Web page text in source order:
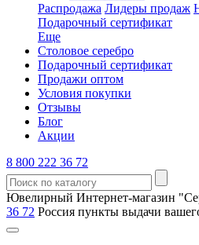
Распродажа Лидеры продаж
Подарочный сертификат
Еще
Столовое серебро
Подарочный сертификат
Продажи оптом
Условия покупки
Отзывы
Блог
Акции
8 800 222 36 72
Ювелирный Интернет-магазин
36 72 Россия пункты выдачи